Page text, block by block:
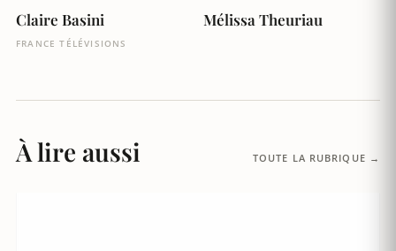
Claire Basini
FRANCE TÉLÉVISIONS
Mélissa Theuriau
À lire aussi TOUTE LA RUBRIQUE →